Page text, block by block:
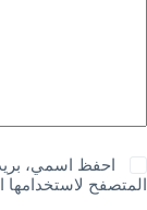
احفظ اسمي،
المتصفح لاستخدامها